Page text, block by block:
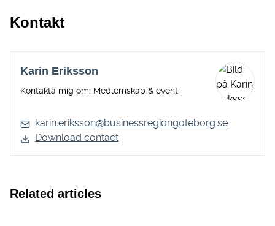
Kontakt
Karin Eriksson
Kontakta mig om: Medlemskap & event
karin.eriksson@businessregiongoteborg.se
Download contact
Related articles